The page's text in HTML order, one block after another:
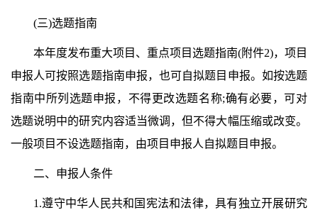
(三)选题指南
本年度发布重大项目、重点项目选题指南(附件2)，项目
申报人可按照选题指南申报，也可自拟题目申报。如按选题
指南中所列选题申报，不得更改选题名称;确有必要，可对
选题说明中的研究内容适当微调，但不得大幅压缩或改变。
一般项目不设选题指南，由项目申报人自拟题目申报。
二、申报人条件
1.遵守中华人民共和国宪法和法律，具有独立开展研究